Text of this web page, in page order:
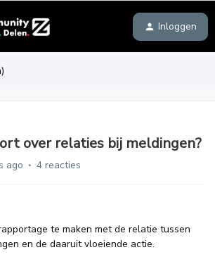
Inloggen
over relaties bij meldingen?
ago 4 reacties
te maken met de relatie tussen
en de daaruit vloeiende actie.